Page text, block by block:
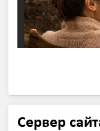
Сервер